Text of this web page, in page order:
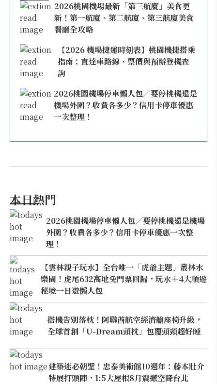
2026桃園機場最新「第三航廈」美食更
新！第一航廈、第二航廈、第三航廈美食
餐廳全攻略
【2026 機場捷運時刻表】桃園機捷搭乘
指南：直達車路線、票價與預辦登機查
詢
2026桃園機場停車懶人包／要停桃機還是
機場外圍？收費各多少？信用卡停車優惠
一次整理！
本日熱門
2026桃園機場停車懶人包／要停桃機還是機場
外圍？收費各多少？信用卡停車優惠一次整
理！
【雲林親子玩水】全台唯一「虎爺主題」叢林水
樂園！虎尾632高地免門票回歸，玩水＋4大順遊
秘境一日遊懶人包
搭機告別落枕！阿聯酋航空經濟艙座椅升級，
全球首創「U-Dream頭枕」包覆頭頸超好睡
建築迷必朝聖！忠泰美術館10週年：藤本壯介
特展打頭陣，1:5大屋根8月震撼空降台北